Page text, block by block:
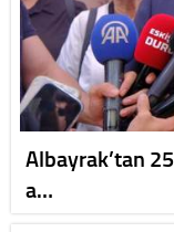
Albayrak’tan
a…